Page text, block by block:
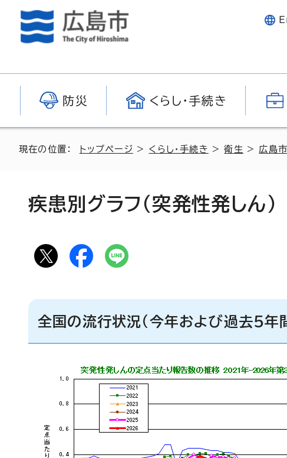
防災 くらし・手続き
現在の位置： トップページ > くらし・手続き >衛生 > 広島
疾患別グラフ（突発性発しん）
全国の流行状況（今年および過去5年